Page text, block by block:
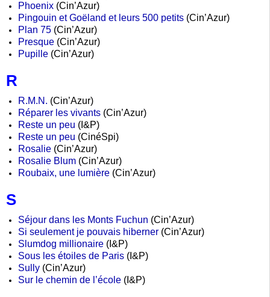
Phoenix (Cin’Azur)
Pingouin et Goëland et leurs 500 petits (Cin’Azur)
Plan 75 (Cin’Azur)
Presque (Cin’Azur)
Pupille (Cin’Azur)
R
R.M.N. (Cin’Azur)
Réparer les vivants (Cin’Azur)
Reste un peu (I&P)
Reste un peu (CinéSpi)
Rosalie (Cin’Azur)
Rosalie Blum (Cin’Azur)
Roubaix, une lumière (Cin’Azur)
S
Séjour dans les Monts Fuchun (Cin’Azur)
Si seulement je pouvais hiberner (Cin’Azur)
Slumdog millionaire (I&P)
Sous les étoiles de Paris (I&P)
Sully (Cin’Azur)
Sur le chemin de l’école (I&P)